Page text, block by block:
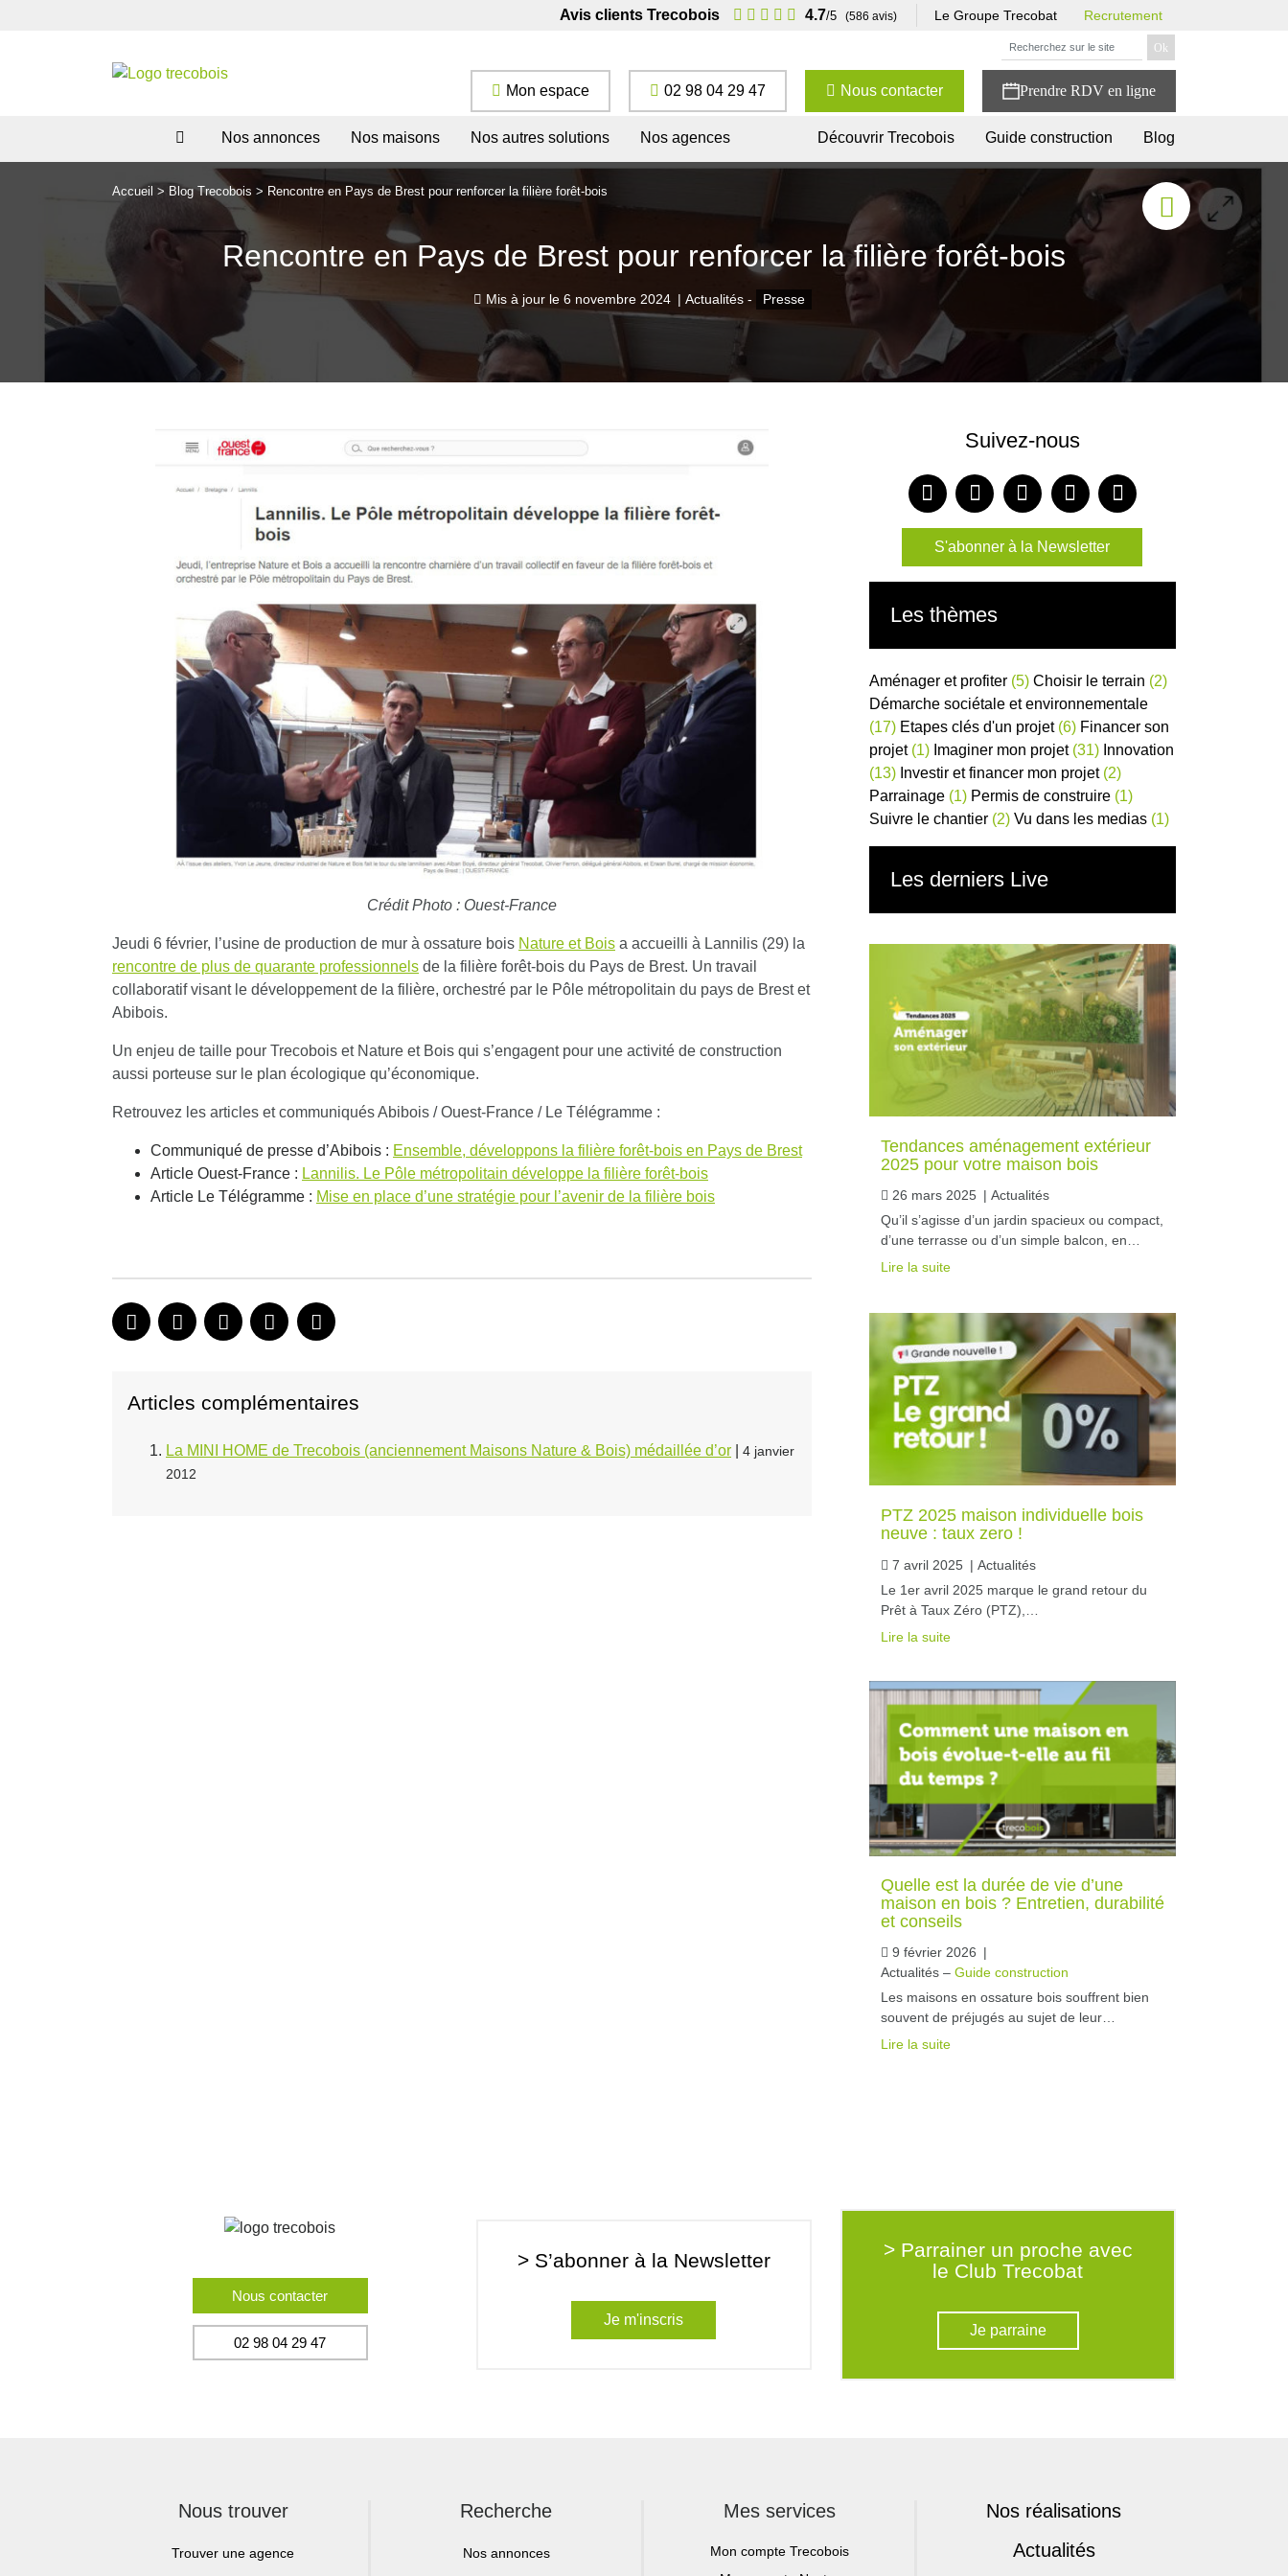
Avis clients Trecobois 4.7/5 (586 avis) Le Groupe Trecobat Recrutement
Mon espace 02 98 04 29 47 Nous contacter
Nos annonces Nos maisons Nos autres solutions Nos agences Découvrir Trecobois Guide construction Blog
Accueil > Blog Trecobois > Rencontre en Pays de Brest pour renforcer la filière forêt-bois
Rencontre en Pays de Brest pour renforcer la filière forêt-bois
Mis à jour le 6 novembre 2024 | Actualités - Presse
Crédit Photo : Ouest-France
Jeudi 6 février, l’usine de production de mur à ossature bois Nature et Bois a accueilli à Lannilis (29) la
rencontre de plus de quarante professionnels de la filière forêt-bois du Pays de Brest. Un travail
collaboratif visant le développement de la filière, orchestré par le Pôle métropolitain du pays de Brest et
Abibois.
Un enjeu de taille pour Trecobois et Nature et Bois qui s’engagent pour une activité de construction
aussi porteuse sur le plan écologique qu’économique.
Retrouvez les articles et communiqués Abibois / Ouest-France / Le Télégramme :
Communiqué de presse d’Abibois : Ensemble, développons la filière forêt-bois en Pays de Brest
Article Ouest-France : Lannilis. Le Pôle métropolitain développe la filière forêt-bois
Article Le Télégramme : Mise en place d’une stratégie pour l’avenir de la filière bois
Articles complémentaires
La MINI HOME de Trecobois (anciennement Maisons Nature & Bois) médaillée d’or
4 janvier
2012
Suivez-nous
S'abonner à la Newsletter
Les thèmes
Aménager et profiter (5) Choisir le terrain (2)
Démarche sociétale et environnementale
(17) Etapes clés d'un projet(6) Financer son
projet(1) Imaginer mon projet(31) Innovation
(13) Investir et financer mon projet(2)
Parrainage (1) Permis de construire (1)
Suivre le chantier (2) Vu dans les medias (1)
Les derniers Live
Tendances aménagement extérieur
2025 pour votre maison bois
26 mars 2025 | Actualités
Qu’il s’agisse d’un jardin spacieux ou compact,
d’une terrasse ou d’un simple balcon, en…
Lire la suite
PTZ 2025 maison individuelle bois
neuve : taux zero !
7 avril 2025 | Actualités
Le 1er avril 2025 marque le grand retour du
Prêt à Taux Zéro (PTZ),…
Lire la suite
Quelle est la durée de vie d’une
maison en bois ? Entretien, durabilité
et conseils
9 février 2026 |
Actualités – Guide construction
Les maisons en ossature bois souffrent bien
souvent de préjugés au sujet de leur…
Lire la suite
Nous contacter
02 98 04 29 47
> S’abonner à la Newsletter
Je m'inscris
> Parrainer un proche avec
le Club Trecobat
Je parraine
Nous trouver
Trouver une agence
Recherche
Nos annonces
Mes services
Mon compte Trecobois
Nos réalisations
Actualités